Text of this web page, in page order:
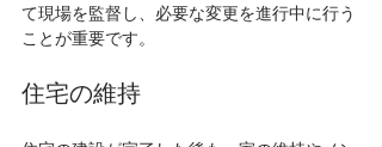
て現場を監督し、必要な変更を進行中に行う
ことが重要です。
住宅の維持